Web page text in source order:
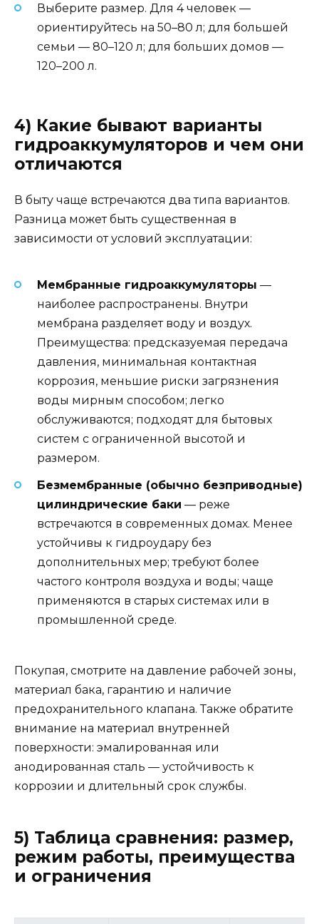
Выберите размер. Для 4 человек —
ориентируйтесь на 50–80 л; для большей
семьи — 80–120 л; для больших домов —
120–200 л.
4) Какие бывают варианты
гидроаккумуляторов и чем они
отличаются
В быту чаще встречаются два типа вариантов.
Разница может быть существенная в
зависимости от условий эксплуатации:
Мембранные гидроаккумуляторы —
наиболее распространены. Внутри
мембрана разделяет воду и воздух.
Преимущества: предсказуемая передача
давления, минимальная контактная
коррозия, меньшие риски загрязнения
воды мирным способом; легко
обслуживаются; подходят для бытовых
систем с ограниченной высотой и
размером.
Безмембранные (обычно безприводные)
цилиндрические баки — реже
встречаются в современных домах. Менее
устойчивы к гидроудару без
дополнительных мер; требуют более
частого контроля воздуха и воды; чаще
применяются в старых системах или в
промышленной среде.
Покупая, смотрите на давление рабочей зоны,
материал бака, гарантию и наличие
предохранительного клапана. Также обратите
внимание на материал внутренней
поверхности: эмалированная или
анодированная сталь — устойчивость к
коррозии и длительный срок службы.
5) Таблица сравнения: размер,
режим работы, преимущества
и ограничения